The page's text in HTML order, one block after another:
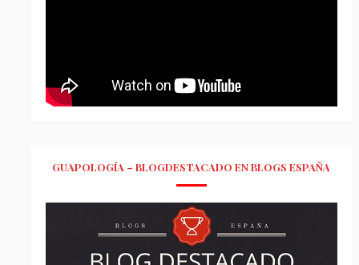
GUAPOLOGÍA – BLOGDESTACADO EN BLOGS ESPAÑA